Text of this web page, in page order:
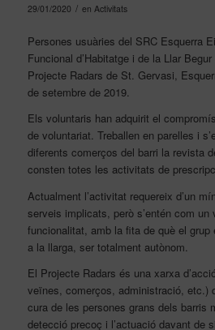
29/01/2020 / en Activitats
Persones usuàries del SRC Esquerra
Funcional d’Habitatge i de la Llar
Projecte Radars de St. Gervasi,
de setembre de 2019.
Els voluntaris han adquirit el
de voluntariat. Treballen en parelles i
diferents comerços del barri la revista
consten totes les activitats de
Actualment l’activitat requereix d’un
serveis implicats, però s’entén com un
funcionalitat, amb la fita de què el grup
a la llarga, ser totalment autònom.
El Projecte Radars és una xarxa
veïnes, comerços, administració, etc.)
cura de les persones grans dels barris
detecció precoç i l’actuació davant de